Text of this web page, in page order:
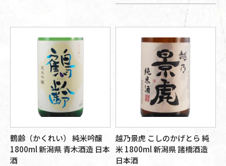
鶴齢（かくれい） 純米吟醸
1800ml 新潟県 青木酒造 日本
酒
越乃景虎 こしのかげとら 純
米 1800ml 新潟県 諸橋酒造
日本酒